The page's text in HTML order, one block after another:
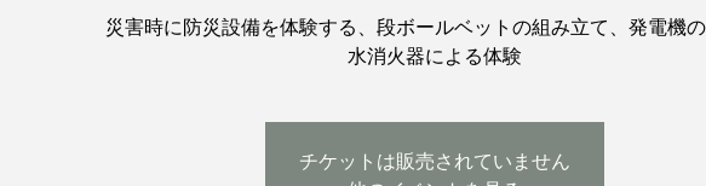
災害時に防災設備を体験する、段ボールベットの組み立て、発電機
水消火器による体験
チケットは販売されていません